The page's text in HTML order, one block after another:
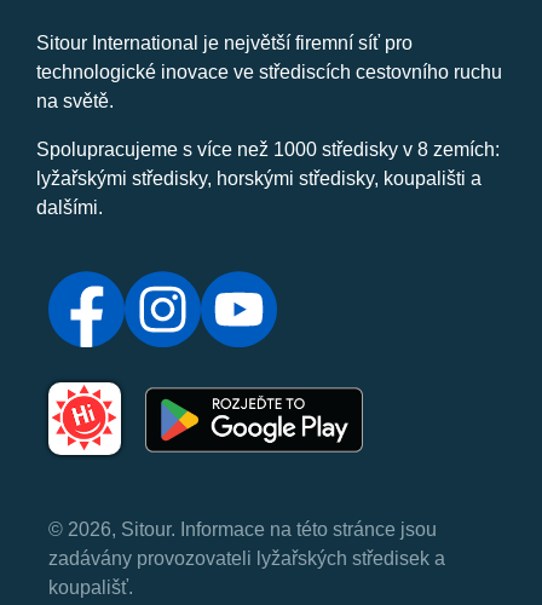
Sitour International je největší firemní síť pro
technologické inovace ve střediscích cestovního ruchu
na světě.
Spolupracujeme s více než 1000 středisky v 8 zemích:
lyžařskými středisky, horskými středisky, koupališti a
dalšími.
© 2026, Sitour. Informace na této stránce jsou
zadávány provozovateli lyžařských středisek a
koupališť.